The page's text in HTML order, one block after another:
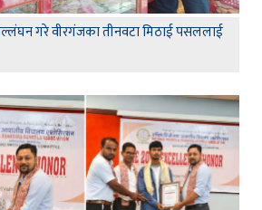
गरे वीरगंजका तीनवटा मिठाई पसललाई